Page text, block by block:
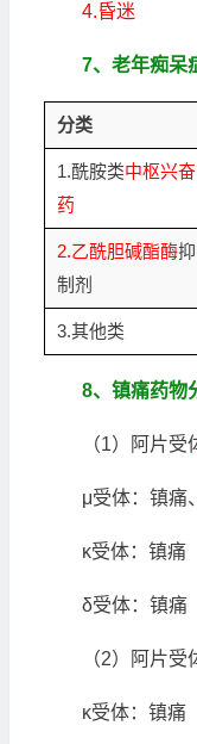
4.昏迷
7、老年痴呆
分类
1.酰胺类中枢兴奋
药
2.乙酰胆碱酯酶抑
制剂
3.其他类
8、镇痛药物
（1）阿片受
μ受体：镇痛
κ受体：镇痛
δ受体：镇痛
（2）阿片受
κ受体：镇痛